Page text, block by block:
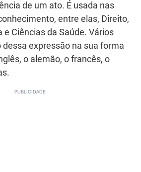
de um ato. É usada nas
entre elas, Direito,
e Ciências da Saúde. Vários
expressão na sua forma
o alemão, o francês, o